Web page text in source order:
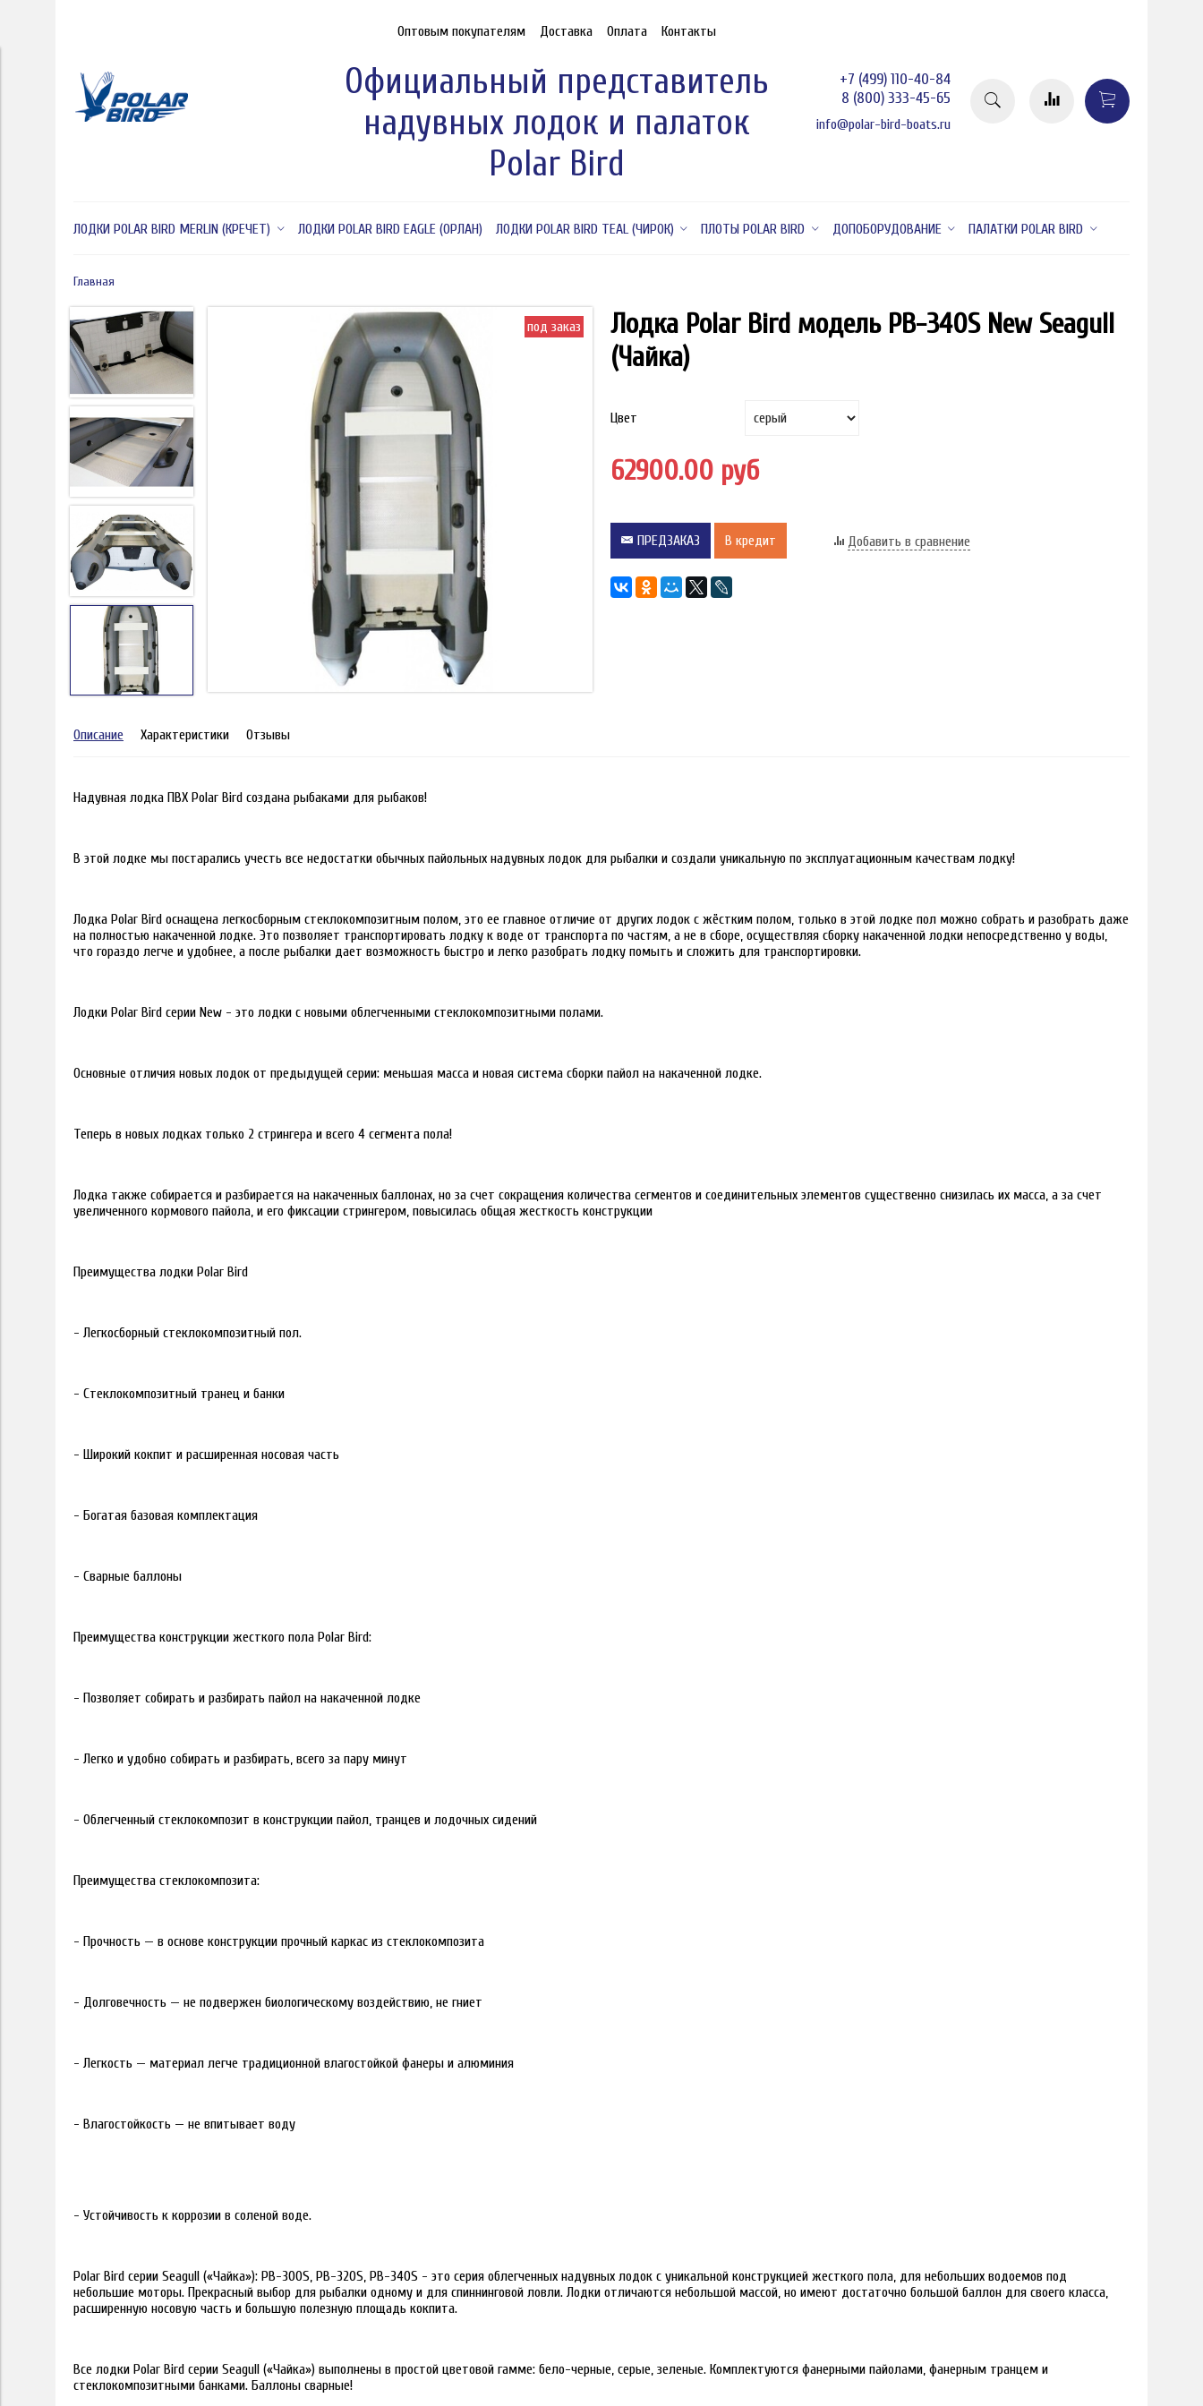
Оптовым покупателям Доставка Оплата Контакты
Официальный представитель
надувных лодок и палаток
Polar Bird
+7 (499) 110-40-84
8 (800) 333-45-65
info@polar-bird-boats.ru
ЛОДКИ POLAR BIRD MERLIN (КРЕЧЕТ) ЛОДКИ POLAR BIRD EAGLE (ОРЛАН) ЛОДКИ POLAR BIRD TEAL (ЧИРОК) ПЛОТЫ POLAR BIRD ДОПОБОРУДОВАНИЕ ПАЛАТКИ POLAR BIRD
Главная
под заказ под заказ
Лодка Polar Bird модель PB-340S New Seagull
(Чайка)
Цвет
62900.00 руб
ПРЕДЗАКАЗ В кредит Добавить в сравнение
Описание Характеристики Отзывы
Надувная лодка ПВХ Polar Bird создана рыбаками для рыбаков!
В этой лодке мы постарались учесть все недостатки обычных пайольных надувных лодок для рыбалки и создали уникальную по эксплуатационным качествам лодку!
Лодка Polar Bird оснащена легкосборным стеклокомпозитным полом, это ее главное отличие от других лодок с жёстким полом, только в этой лодке пол можно собрать и разобрать даже
на полностью накаченной лодке. Это позволяет транспортировать лодку к воде от транспорта по частям, а не в сборе, осуществляя сборку накаченной лодки непосредственно у воды,
что гораздо легче и удобнее, а после рыбалки дает возможность быстро и легко разобрать лодку помыть и сложить для транспортировки.
Лодки Polar Bird серии New - это лодки с новыми облегченными стеклокомпозитными полами.
Основные отличия новых лодок от предыдущей серии: меньшая масса и новая система сборки пайол на накаченной лодке.
Теперь в новых лодках только 2 стрингера и всего 4 сегмента пола!
Лодка также собирается и разбирается на накаченных баллонах, но за счет сокращения количества сегментов и соединительных элементов существенно снизилась их масса, а за счет
увеличенного кормового пайола, и его фиксации стрингером, повысилась общая жесткость конструкции
Преимущества лодки Polar Bird
- Легкосборный стеклокомпозитный пол.
- Стеклокомпозитный транец и банки
- Широкий кокпит и расширенная носовая часть
- Богатая базовая комплектация
- Сварные баллоны
Преимущества конструкции жесткого пола Polar Bird:
- Позволяет собирать и разбирать пайол на накаченной лодке
- Легко и удобно собирать и разбирать, всего за пару минут
- Облегченный стеклокомпозит в конструкции пайол, транцев и лодочных сидений
Преимущества стеклокомпозита:
- Прочность — в основе конструкции прочный каркас из стеклокомпозита
- Долговечность — не подвержен биологическому воздействию, не гниет
- Легкость — материал легче традиционной влагостойкой фанеры и алюминия
- Влагостойкость — не впитывает воду
- Устойчивость к коррозии в соленой воде.
Polar Bird серии Seagull («Чайка»): PB-300S, PB-320S, PB-340S - это серия облегченных надувных лодок с уникальной конструкцией жесткого пола, для небольших водоемов под
небольшие моторы. Прекрасный выбор для рыбалки одному и для спиннинговой ловли. Лодки отличаются небольшой массой, но имеют достаточно большой баллон для своего класса,
расширенную носовую часть и большую полезную площадь кокпита.
Все лодки Polar Bird серии Seagull («Чайка») выполнены в простой цветовой гамме: бело-черные, серые, зеленые. Комплектуются фанерными пайолами, фанерным транцем и
стеклокомпозитными банками. Баллоны сварные!